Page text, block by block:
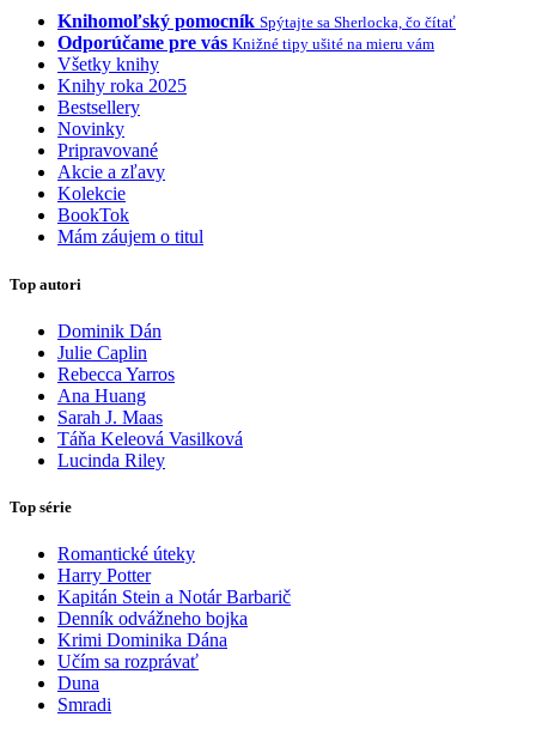
Knihomoľský pomocník Spýtajte sa Sherlocka, čo čítať
Odporúčame pre vás Knižné tipy ušité na mieru vám
Všetky knihy
Knihy roka 2025
Bestsellery
Novinky
Pripravované
Akcie a zľavy
Kolekcie
BookTok
Mám záujem o titul
Top autori
Dominik Dán
Julie Caplin
Rebecca Yarros
Ana Huang
Sarah J. Maas
Táňa Keleová Vasilková
Lucinda Riley
Top série
Romantické úteky
Harry Potter
Kapitán Stein a Notár Barbarič
Denník odvážneho bojka
Krimi Dominika Dána
Učím sa rozprávať
Duna
Smradi